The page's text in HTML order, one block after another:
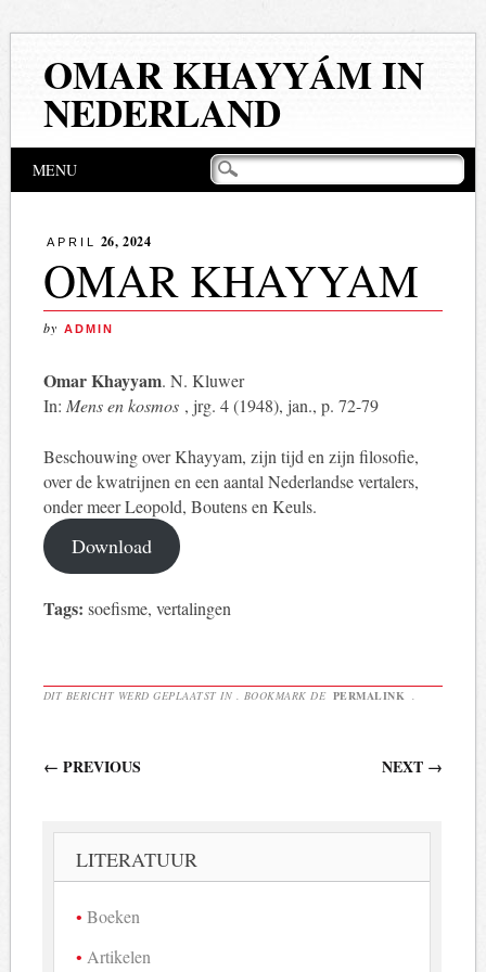
OMAR KHAYYÁM IN
NEDERLAND
Hoofdmenu
MENU
APRIL 26, 2024
OMAR KHAYYAM
by ADMIN
Omar Khayyam. N. Kluwer
In: Mens en kosmos, jrg. 4 (1948), jan., p. 72-79
Beschouwing over Khayyam, zijn tijd en zijn filosofie,
over de kwatrijnen en een aantal Nederlandse vertalers,
onder meer Leopold, Boutens en Keuls.
Download
Tags: soefisme, vertalingen
DIT BERICHT WERD GEPLAATST IN . BOOKMARK DE PERMALINK
Berichtnavigatie
← PREVIOUS NEXT →
LITERATUUR
Boeken
Artikelen